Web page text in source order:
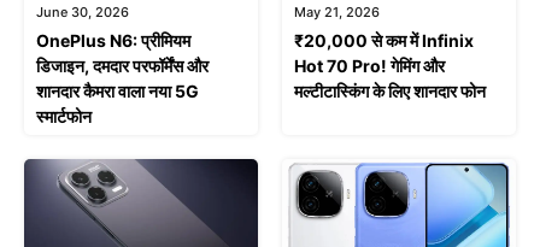
June 30, 2026
OnePlus N6: प्रीमियम
डिजाइन, दमदार परफॉर्मेंस और
शानदार कैमरा वाला नया 5G
स्मार्टफोन
May 21, 2026
₹20,000 से कम में Infinix
Hot 70 Pro! गेमिंग और
मल्टीटास्किंग के लिए शानदार फोन